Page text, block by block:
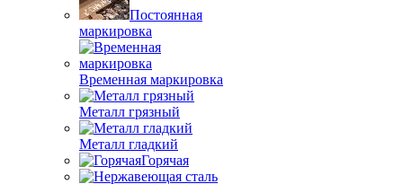
Постоянная
маркировка
Временная маркировка
Металл грязный
Металл гладкий
Горячая